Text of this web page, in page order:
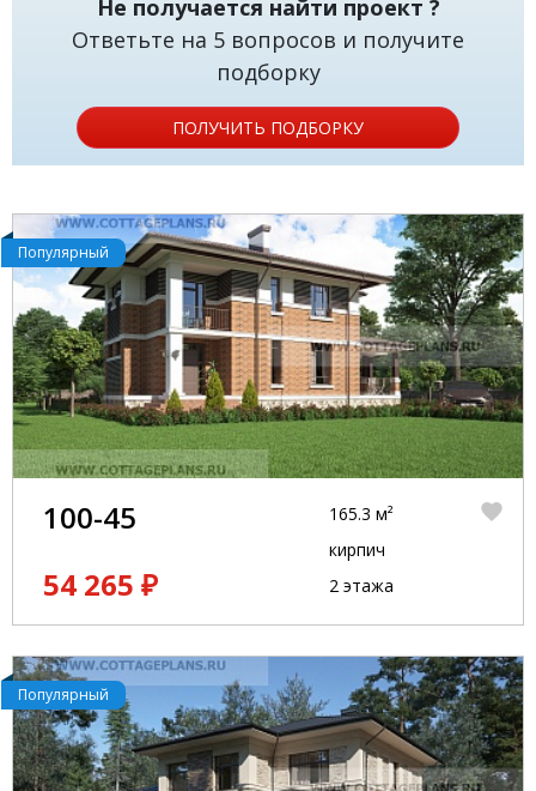
готовы помочь вам в выборе проекта и ответить
на все ваши вопросы.
Проекты домов и коттеджей для Северо-
Западного региона нашего сайта - это надежные
и качественные решения для вашего будущего
обсудить, как мы можем помочь вам создать ваш
идеальный дом.
Не получается найти проект ?
Ответьте на 5 вопросов и получите
подборку
ПОЛУЧИТЬ ПОДБОРКУ
Популярный
100-45
54 265 ₽
165.3 м²
кирпич
2 этажа
Популярный